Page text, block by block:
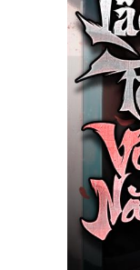
Hoàn Thành
Truyện Nhập Môn